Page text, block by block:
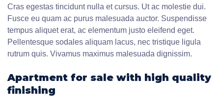
Cras egestas tincidunt nulla et cursus. Ut ac molestie dui.
Fusce eu quam ac purus malesuada auctor. Suspendisse
tempus aliquet erat, ac elementum justo eleifend eget.
Pellentesque sodales aliquam lacus, nec tristique ligula
rutrum quis. Vivamus maximus malesuada dignissim.
Apartment for sale with high quality
finishing